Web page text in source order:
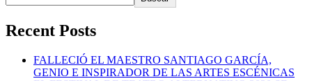
Recent Posts
FALLECIÓ EL MAESTRO SANTIAGO GARCÍA,
GENIO E INSPIRADOR DE LAS ARTES ESCÉNICAS